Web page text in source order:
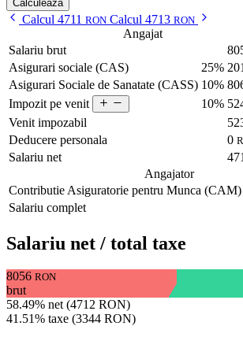
Calculeaza
Calcul 4711 RON Calcul 4713 RON
Angajat
Salariu brut
Asigurari sociale (CAS) 25%
Asigurari Sociale de Sanatate (CASS) 10%
Impozit pe venit 10%
Venit impozabil
Deducere personala 0
Salariu net
Angajator
Contributie Asiguratorie pentru Munca (CAM)
Salariu complet
Salariu net / total taxe
8056 RON
brut
58.49% net (4712 RON)
41.51% taxe (3344 RON)